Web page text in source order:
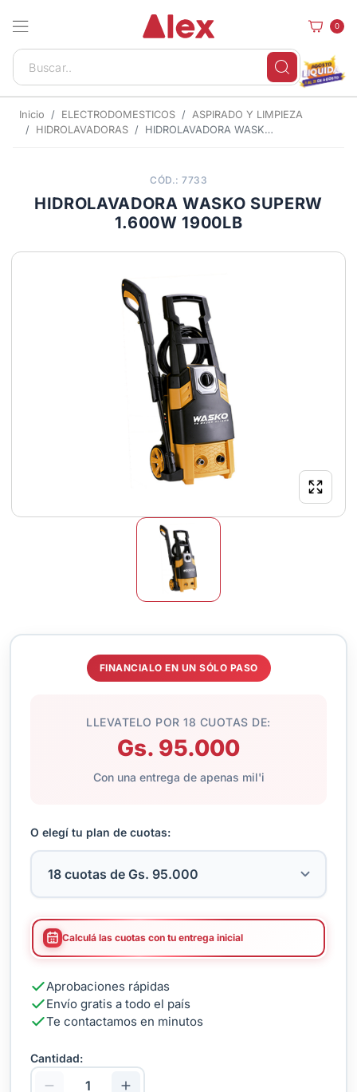
0
Inicio ELECTRODOMESTICOS
ASPIRADO Y LIMPIEZA
HIDROLAVADORAS
HIDROLAVADORA WASKO SUPERW 1.600W 1900LB
CÓD.: 7733
HIDROLAVADORA WASKO SUPERW
1.600W 1900LB
FINANCIALO EN UN SÓLO PASO
LLEVATELO POR 18 CUOTAS DE:
Gs. 95.000
Con una entrega de apenas mil'i
O elegí tu plan de cuotas:
Calculá las cuotas con tu entrega inicial
Aprobaciones rápidas
Envío gratis a todo el país
Te contactamos en minutos
Cantidad: